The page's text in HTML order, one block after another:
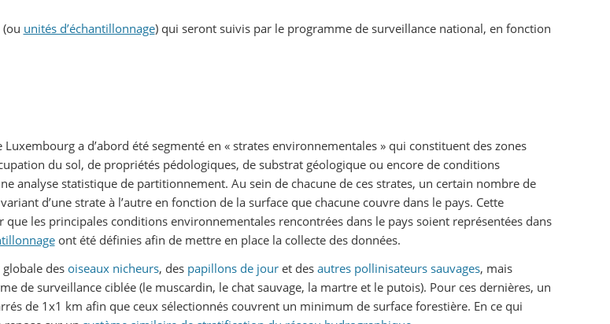
unités d’échantillonnage) qui seront suivis par le programme de surveillance national, en fonction
a d’abord été segmenté en « strates environnementales » qui constituent des zones
du sol, de propriétés pédologiques, de substrat géologique ou encore de conditions
analyse statistique de partitionnement. Au sein de chacune de ces strates, un certain nombre de
d’une strate à l’autre en fonction de la surface que chacune couvre dans le pays. Cette
les principales conditions environnementales rencontrées dans le pays soient représentées dans
ont été définies afin de mettre en place la collecte des données.
des oiseaux nicheurs, des papillons de jour et des autres pollinisateurs sauvages, mais
de surveillance ciblée (le muscardin, le chat sauvage, la martre et le putois). Pour ces dernières, un
de 1x1 km afin que ceux sélectionnés couvrent un minimum de surface forestière. En ce qui